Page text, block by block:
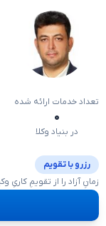
تعداد خدمات ارائه شده
۰
در بنیاد وکلا
رزرو با تقویم
زمانِ آزاد را از تقویمِ کاریِ